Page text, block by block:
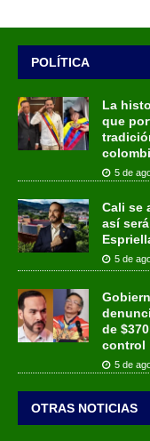
POLÍTICA
La
que
5 de
Cali se
así
5 de
de
control
5 de
OTRAS NOTICIAS